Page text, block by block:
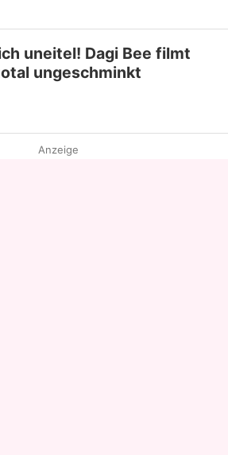
uneitel! Dagi Bee filmt
ungeschminkt
Anzeige